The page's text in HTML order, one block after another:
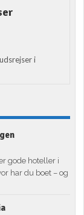
i
gode hoteller i
har du boet – og